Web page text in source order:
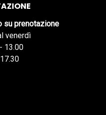
su prenotazione
venerdì
13.00